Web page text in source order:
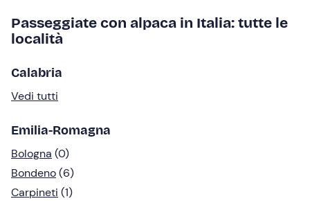
Passeggiate con alpaca in Italia: tutte le
località
Calabria
Vedi tutti
Emilia-Romagna
Bologna (0)
Bondeno(6)
Carpineti (1)